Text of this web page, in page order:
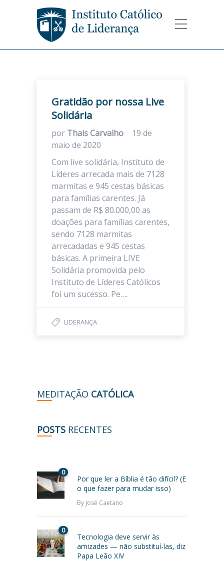
Gratidão por nossa Live
Solidária
por Thais Carvalho
19 de
maio de 2020
Com live solidária, Instituto de
Líderes arrecada mais de 7128
marmitas e 945 cestas básicas
para famílias carentes. Já
passam de R$ 80.000,00 as
doações para famílias carentes,
sendo 7128 marmitas
arrecadadas e 945 cestas
básicas. A primeira LIVE
Solidária promovida pelo
Instituto de Líderes Católicos
foi um sucesso. Pe….
LIDERANÇA
MEDITAÇÃO CATÓLICA
POSTS RECENTES
0
Por que ler a Bíblia é tão difícil? (E
o que fazer para mudar isso)
By José Caetano
0
Tecnologia deve servir às
amizades — não substituí-las, diz
Papa Leão XIV